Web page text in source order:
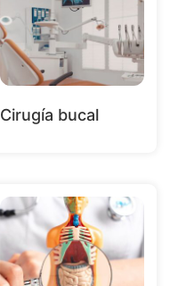
Cirugía bucal